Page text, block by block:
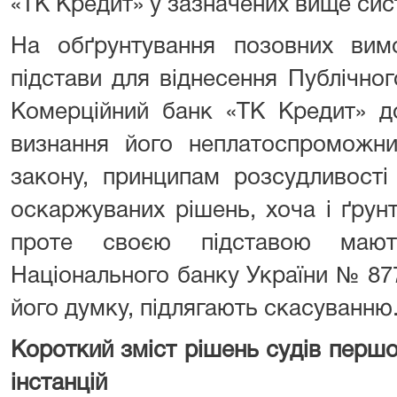
«ТК Кредит» у зазначених вище
На обґрунтування позовних
підстави для віднесення
Комерційний банк «ТК Кредит»
визнання його
закону, принципам
оскаржуваних рішень, хоча і
проте своєю підставою
Національного банку України №
його думку, підлягають
Короткий зміст рішень судів
інстанцій